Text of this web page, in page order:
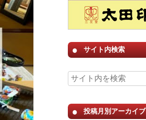
サイト内検索
投稿月別アーカイブ